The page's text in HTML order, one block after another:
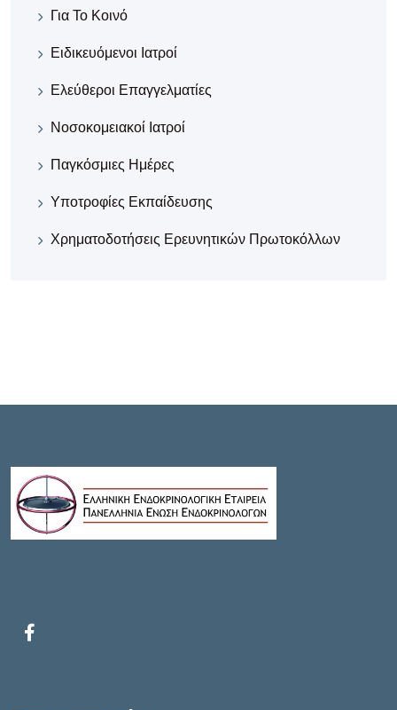
Για Το Κοινό
Ειδικευόμενοι Ιατροί
Ελεύθεροι Επαγγελματίες
Νοσοκομειακοί Iατροί
Παγκόσμιες Ημέρες
Υποτροφίες Εκπαίδευσης
Χρηματοδοτήσεις Ερευνητικών Πρωτοκόλλων